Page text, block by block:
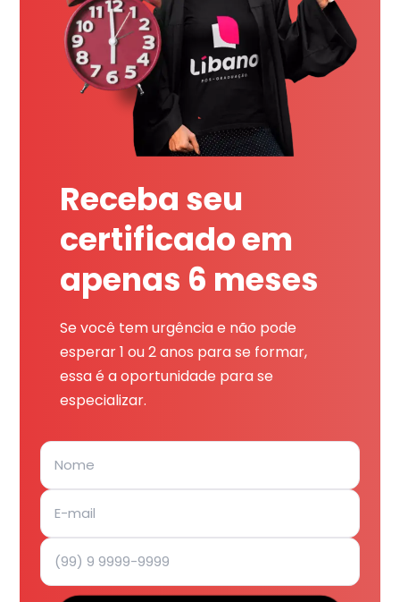
Receba seu
certificado em
apenas 6 meses
Se você tem urgência e não pode
esperar 1 ou 2 anos para se formar,
essa é a oportunidade para se
especializar.